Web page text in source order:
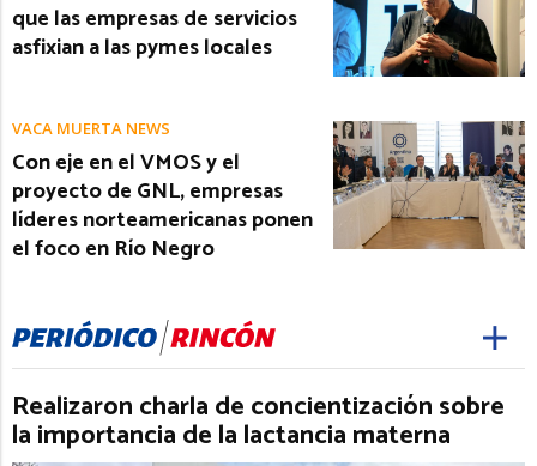
que las empresas de servicios
asfixian a las pymes locales
VACA MUERTA NEWS
Con eje en el VMOS y el
proyecto de GNL, empresas
líderes norteamericanas ponen
el foco en Río Negro
Realizaron charla de concientización sobre
la importancia de la lactancia materna